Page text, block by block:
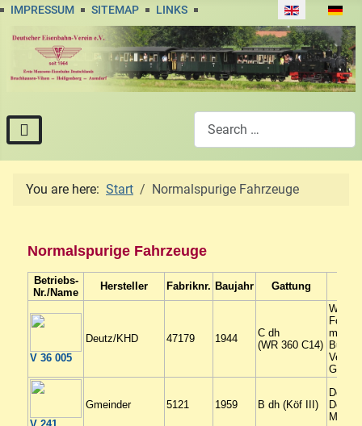
IMPRESSUM SITEMAP LINKS Select your
You are here: Start Normalspurige Fahrzeuge